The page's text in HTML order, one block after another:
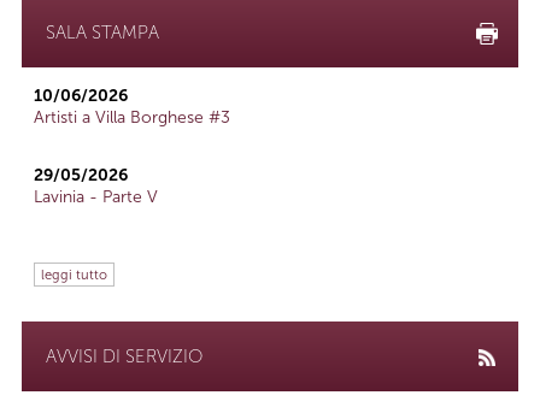
SALA STAMPA
10/06/2026
Artisti a Villa Borghese #3
29/05/2026
Lavinia - Parte V
leggi tutto
AVVISI DI SERVIZIO